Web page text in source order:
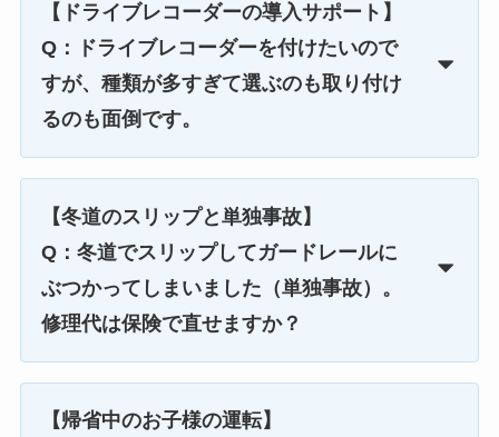
【ドライブレコーダーの導入サポート】
Q：ドライブレコーダーを付けたいので
すが、種類が多すぎて選ぶのも取り付け
るのも面倒です。
【冬道のスリップと単独事故】
Q：冬道でスリップしてガードレールに
ぶつかってしまいました（単独事故）。
修理代は保険で直せますか？
【帰省中のお子様の運転】